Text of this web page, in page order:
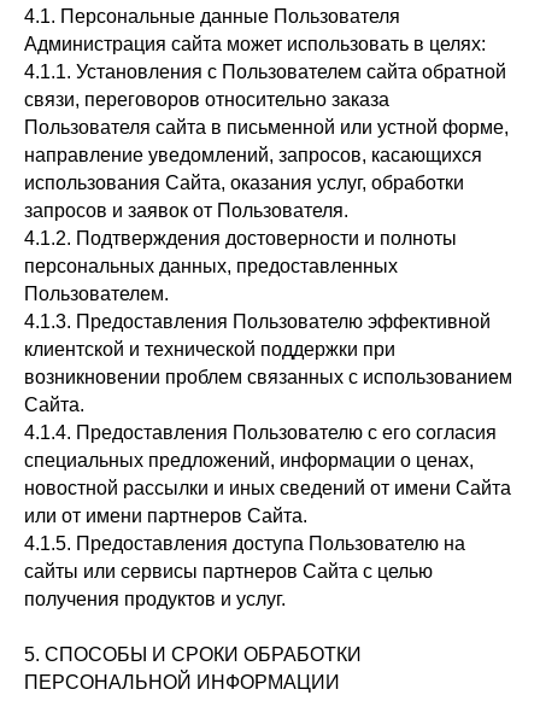
4.1. Персональные данные Пользователя
Администрация сайта может использовать в целях:
4.1.1. Установления с Пользователем сайта обратной
связи, переговоров относительно заказа
Пользователя сайта в письменной или устной форме,
направление уведомлений, запросов, касающихся
использования Сайта, оказания услуг, обработки
запросов и заявок от Пользователя.
4.1.2. Подтверждения достоверности и полноты
персональных данных, предоставленных
Пользователем.
4.1.3. Предоставления Пользователю эффективной
клиентской и технической поддержки при
возникновении проблем связанных с использованием
Сайта.
4.1.4. Предоставления Пользователю с его согласия
специальных предложений, информации о ценах,
новостной рассылки и иных сведений от имени Сайта
или от имени партнеров Сайта.
4.1.5. Предоставления доступа Пользователю на
сайты или сервисы партнеров Сайта с целью
получения продуктов и услуг.
5. СПОСОБЫ И СРОКИ ОБРАБОТКИ
ПЕРСОНАЛЬНОЙ ИНФОРМАЦИИ